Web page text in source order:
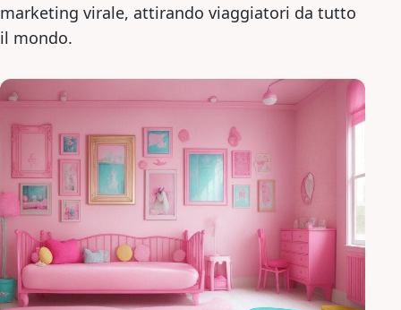
marketing virale, attirando viaggiatori da tutto
il mondo.